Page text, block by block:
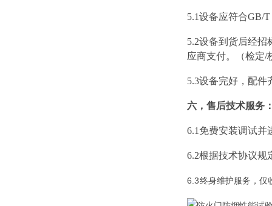
5.1设备应符合GB/T
5.2设备到货后经招
应商支付。（检定/
5.3设备完好，配件
六， 售后技术服务
6.1 免费安装调试并
6.2根据技术协议规
6 .3终身维护服务，仅